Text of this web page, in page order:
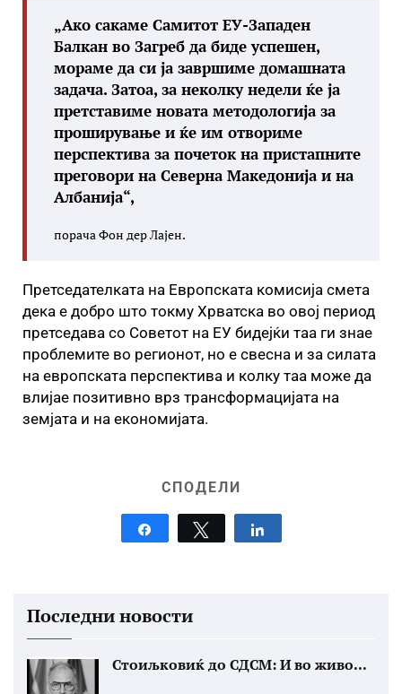
„Ако сакаме Самитот ЕУ-Западен
Балкан во Загреб да биде успешен,
мораме да си ја завршиме домашната
задача. Затоа, за неколку недели ќе ја
претставиме новата методологија за
проширување и ќе им отвориме
перспектива за почеток на пристапните
преговори на Северна Македонија и на
Албанија“,
порача Фон дер Лајен.
Претседателката на Европската комисија смета
дека е добро што токму Хрватска во овој период
претседава со Советот на ЕУ бидејќи таа ги знае
проблемите во регионот, но е свесна и за силата
на европската перспектива и колку таа може да
влијае позитивно врз трансформацијата на
земјата и на економијата.
СПОДЕЛИ
Tweet
Последни новости
Стоиљковиќ до СДСМ: И во живо...